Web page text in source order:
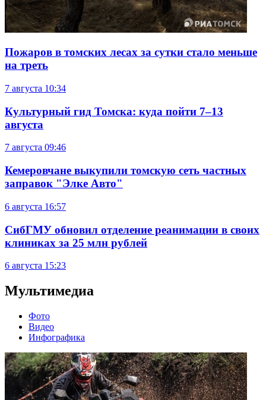
Пожаров в томских лесах за сутки стало меньше
на треть
7 августа 10:34
Культурный гид Томска: куда пойти 7–13
августа
7 августа 09:46
Кемеровчане выкупили томскую сеть частных
заправок "Элке Авто"
6 августа 16:57
СибГМУ обновил отделение реанимации в своих
клиниках за 25 млн рублей
6 августа 15:23
Мультимедиа
Фото
Видео
Инфографика